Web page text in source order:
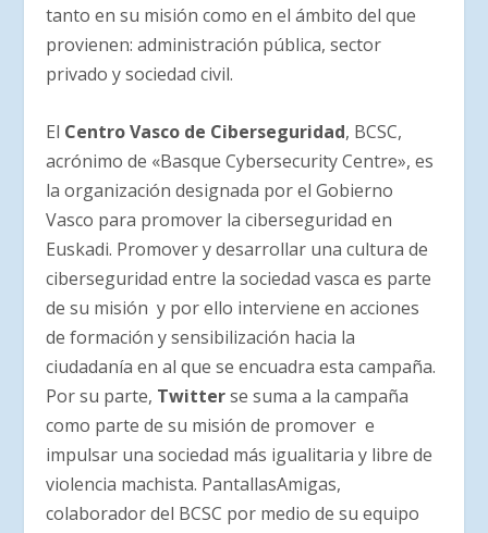
tanto en su misión como en el ámbito del que
provienen: administración pública, sector
privado y sociedad civil.
El Centro Vasco de Ciberseguridad, BCSC,
acrónimo de «Basque Cybersecurity Centre», es
la organización designada por el Gobierno
Vasco para promover la ciberseguridad en
Euskadi. Promover y desarrollar una cultura de
ciberseguridad entre la sociedad vasca es parte
de su misión y por ello interviene en acciones
de formación y sensibilización hacia la
ciudadanía en al que se encuadra esta campaña.
Por su parte, Twitterse suma a la campaña
como parte de su misión de promover e
impulsar una sociedad más igualitaria y libre de
violencia machista. PantallasAmigas,
colaborador del BCSC por medio de su equipo